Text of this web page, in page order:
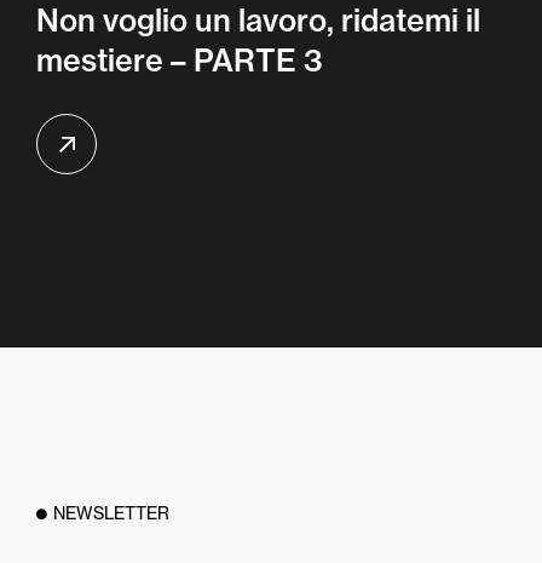
Non voglio un lavoro, ridatemi il
mestiere – PARTE 3
NEWSLETTER